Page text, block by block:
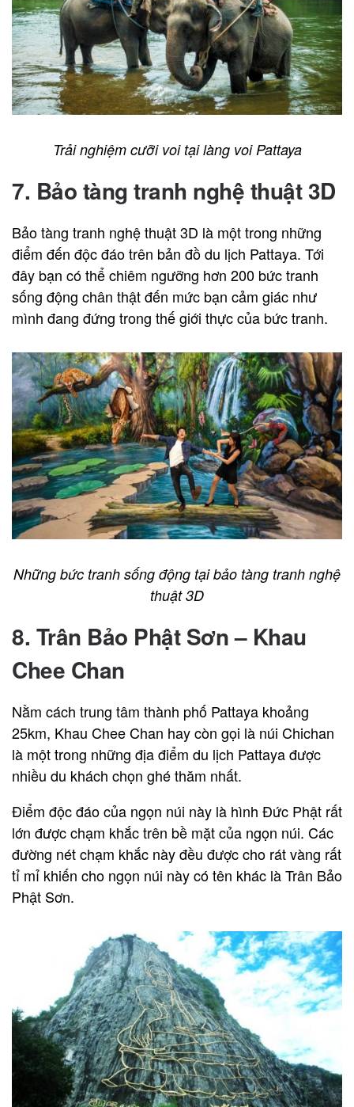
Trải nghiệm cưỡi voi tại làng voi Pattaya
7. Bảo tàng tranh nghệ thuật 3D
Bảo tàng tranh nghệ thuật 3D là một trong những
điểm đến độc đáo trên bản đồ du lịch Pattaya. Tới
đây bạn có thể chiêm ngưỡng hơn 200 bức tranh
sống động chân thật đến mức bạn cảm giác như
mình đang đứng trong thế giới thực của bức tranh.
Những bức tranh sống động tại bảo tàng tranh nghệ
thuật 3D
8. Trân Bảo Phật Sơn – Khau
Chee Chan
Nằm cách trung tâm thành phố Pattaya khoảng
25km, Khau Chee Chan hay còn gọi là núi Chichan
là một trong những địa điểm du lịch Pattaya được
nhiều du khách chọn ghé thăm nhất.
Điểm độc đáo của ngọn núi này là hình Đức Phật rất
lớn được chạm khắc trên bề mặt của ngọn núi. Các
đường nét chạm khắc này đều được cho rát vàng rất
tỉ mỉ khiến cho ngọn núi này có tên khác là Trân Bảo
Phật Sơn.